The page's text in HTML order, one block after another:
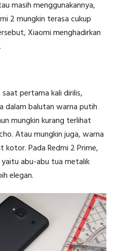
masih menggunakannya,
2 mungkin terasa cukup
Xiaomi menghadirkan
saat pertama kali dirilis,
dalam balutan warna putih
mungkin kurang terlihat
Atau mungkin juga, warna
Pada Redmi 2 Prime,
abu-abu tua metalik
elegan.